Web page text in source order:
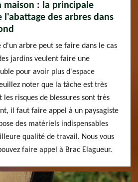
maison : la principale
des arbres dans
arbre peut se faire dans le cas
jardins veulent faire une
pour avoir plus d'espace
noter que la tâche est très
risques de blessures sont très
il faut faire appel à un paysagiste
des matériels indispensables
qualité de travail. Nous vous
faire appel à Brac Elagueur.